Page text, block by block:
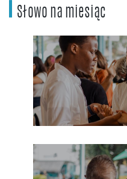
Słowo na miesiąc